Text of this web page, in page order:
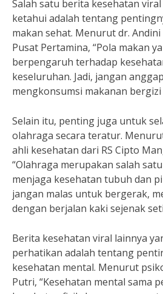
Salah satu berita kesehatan
ketahui adalah tentang
makan sehat. Menurut dr.
Pusat Pertamina, “Pola makan
berpengaruh terhadap
keseluruhan. Jadi, jangan
mengkonsumsi makanan bergizi
Selain itu, penting juga untuk
olahraga secara teratur.
ahli kesehatan dari RS Cipto
“Olahraga merupakan salah
menjaga kesehatan tubuh dan
jangan malas untuk bergerak,
dengan berjalan kaki sejenak
Berita kesehatan viral lainnya
perhatikan adalah tentang
kesehatan mental. Menurut
Putri, “Kesehatan mental sama